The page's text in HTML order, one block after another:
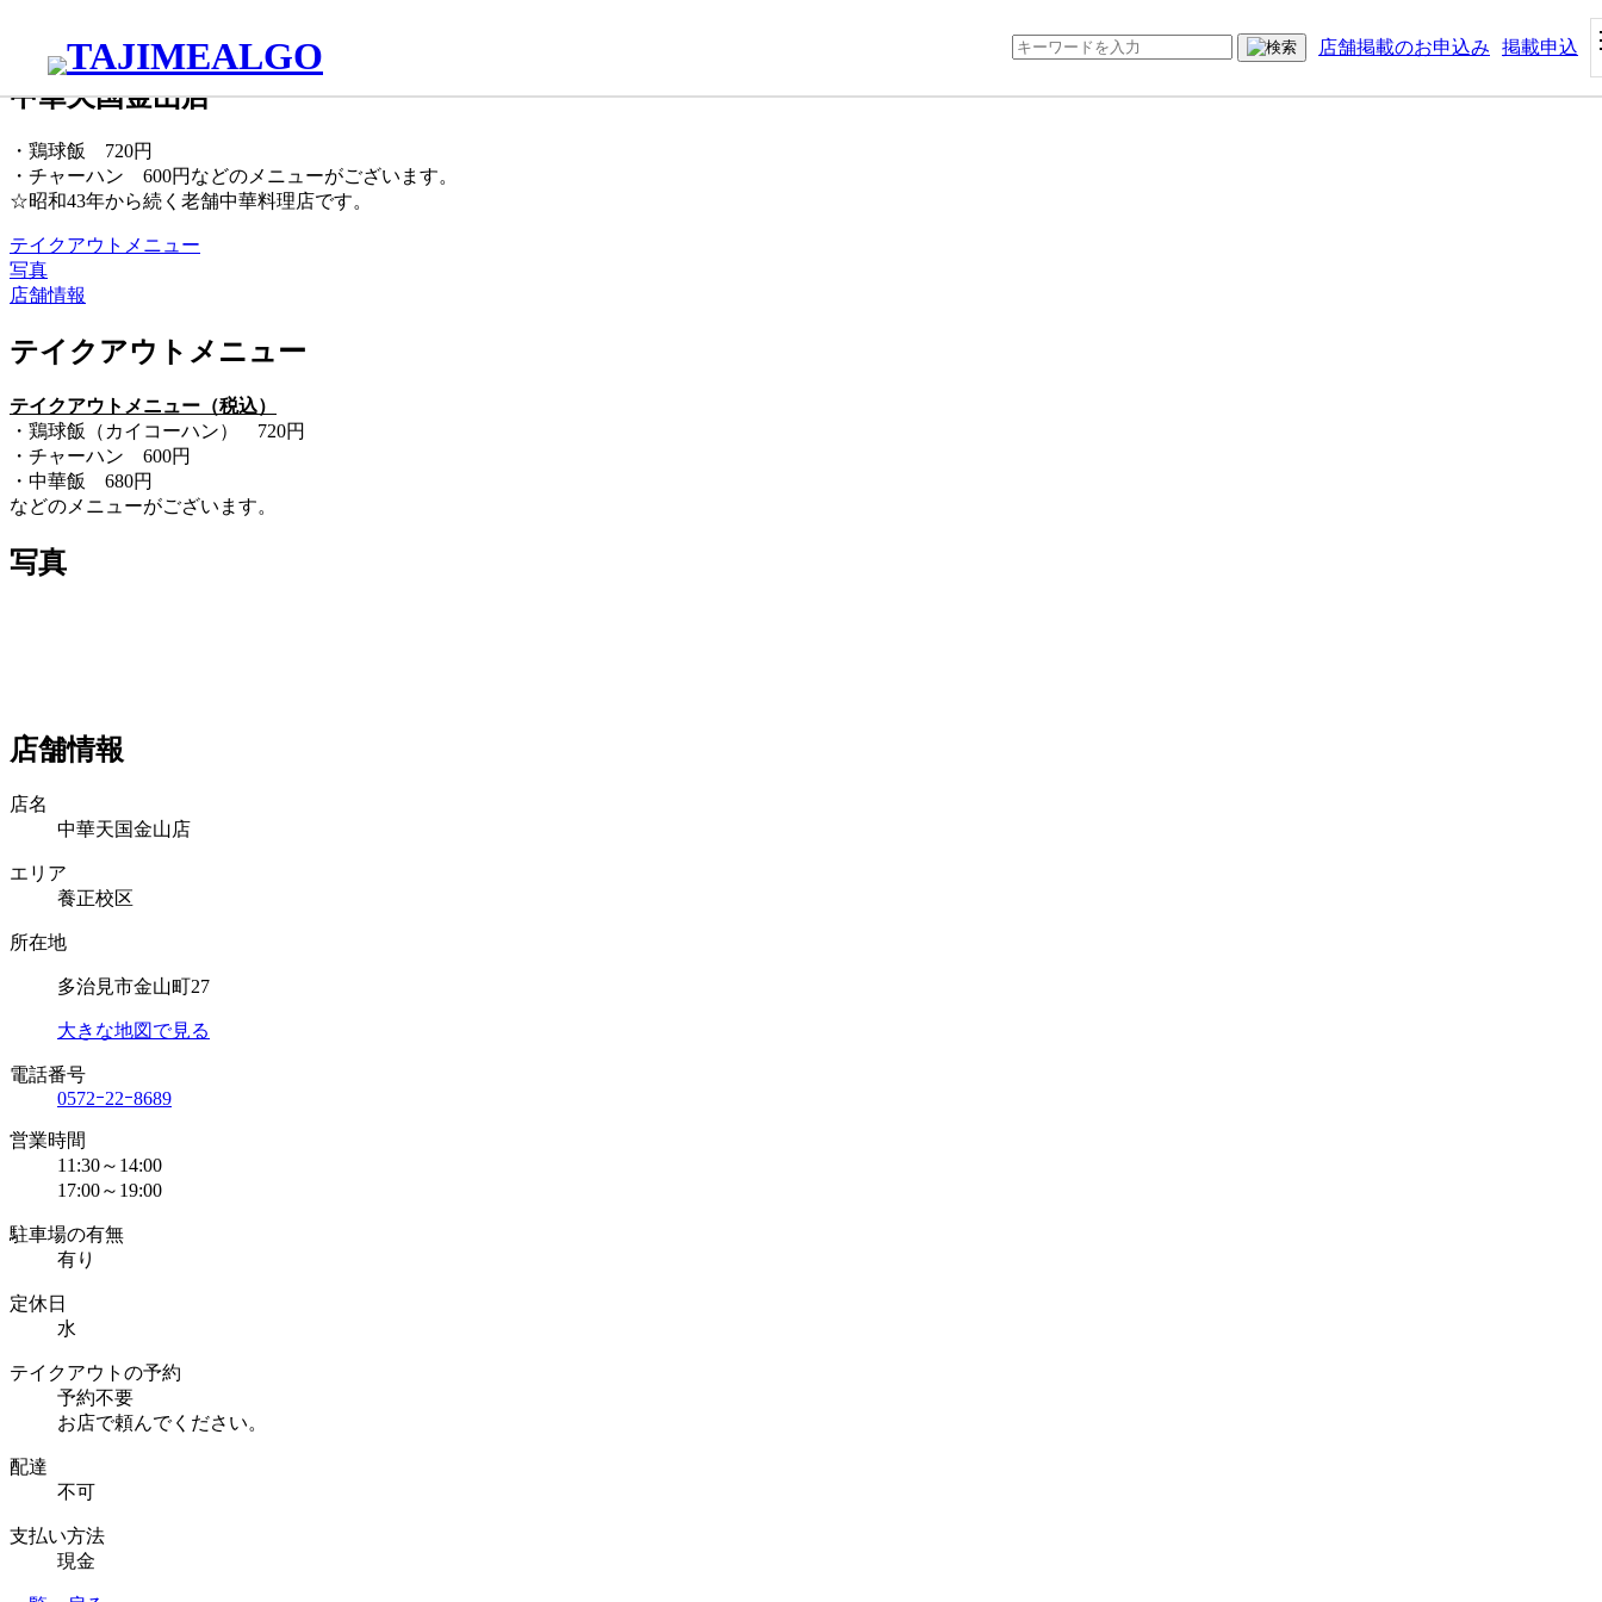
店舗掲載のお申込み 掲載申込
中華料理 養正校区
中華天国金山店
・鶏球飯 720円
・チャーハン 600円などのメニューがございます。
☆昭和43年から続く老舗中華料理店です。
テイクアウトメニュー
写真
店舗情報
テイクアウトメニュー
テイクアウトメニュー（税込）
・鶏球飯（カイコーハン） 720円
・チャーハン 600円
・中華飯 680円
などのメニューがございます。
写真
店舗情報
店名
中華天国金山店
エリア
養正校区
所在地
多治見市金山町27
大きな地図で見る
電話番号
0572ｰ22ｰ8689
営業時間
11:30～14:00
17:00～19:00
駐車場の有無
有り
定休日
水
テイクアウトの予約
予約不要
お店で頼んでください。
配達
不可
支払い方法
現金